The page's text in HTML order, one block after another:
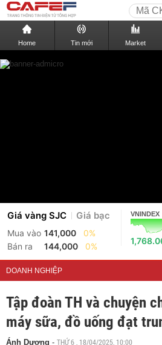
Home Tin mới Market
Giá vàng SJC Giá bạc
Mua vào 141,000
0%
Bán ra
144,000 0%
VNINDEX
DOANH NGHIỆP
Tập đoàn TH và chuyện
máy sữa, đồ uống đạt
Ánh Dương - THỨ 6 , 18/04/2025, 10:00